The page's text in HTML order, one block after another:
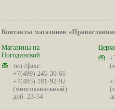
Контакты магазинов
Магазины на
Погодинской
тел./факс:
+7(499) 245-30-68
+7(495) 181-92-92
(многоканальный)
доб. 23-54